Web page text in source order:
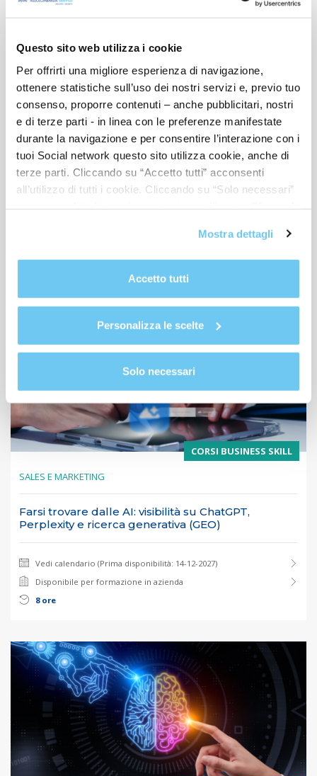
Questo sito web utilizza i cookie
Per offrirti una migliore esperienza di navigazione,
ottenere statistiche sull’uso dei nostri servizi e, previo tuo
consenso, proporre contenuti – anche pubblicitari, nostri
e di terze parti - in linea con le preferenze manifestate
durante la navigazione e per consentire l’interazione con i
tuoi Social network questo sito utilizza cookie, anche di
terze parti. Cliccando su “Accetto tutti” acconsenti
all’utilizzo di tutti i cookie. Cliccando su “Solo necessari”
propria volontà in relazione a ciascuna categoria di
cookie del sito. Per ulteriori informazioni consulta la
Mostra dettagli
Accetto tutti
Personalizza le scelte
Solo necessari
CORSI BUSINESS SKILL
SALES E MARKETING
Marketing con i dati del CRM: segmentazione,
riattivazione, personalizzazione con AI
8 ore
CORSI BUSINESS SKILL
SALES E MARKETING
Farsi trovare dalle AI: visibilità su ChatGPT,
Perplexity e ricerca generativa (GEO)
Vedi calendario (Prima disponibilità: 14-12-2027)
Disponibile per formazione in azienda
8 ore